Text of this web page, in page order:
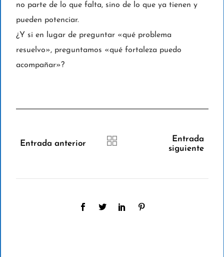
no parte de lo que falta, sino de lo que ya tienen y
pueden potenciar.
¿Y si en lugar de preguntar «qué problema
resuelvo», preguntamos «qué fortaleza puedo
acompañar»?
Entrada anterior
Entrada
siguiente